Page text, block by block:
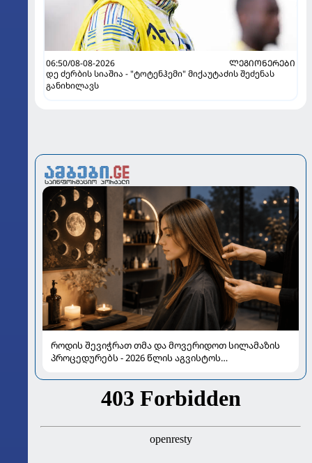
06:50/08-08-2026
ᲚᲔᲒᲘᲝᲜᲔᲠᲔᲑᲘ
დე ძერბის სიაშია - "ტოტენჰემი" მიქაუტაძის შეძენას
განიხილავს
როდის შევიჭრათ თმა და მოვერიდოთ სილამაზის
პროცედურებს - 2026 წლის აგვისტოს